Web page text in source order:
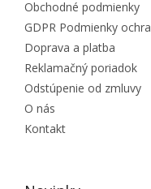
Obchodné podmienky
GDPR Podmienky
Doprava a platba
Reklamačný poriadok
Odstúpenie od zmluvy
O nás
Kontakt